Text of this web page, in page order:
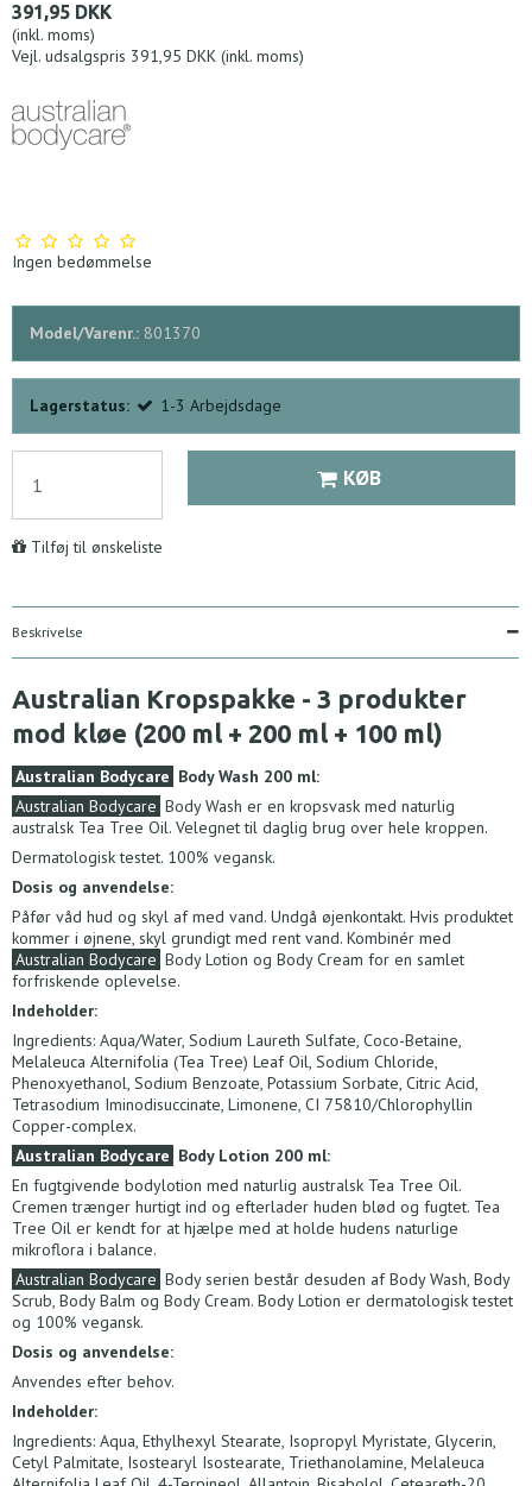
391,95 DKK
(inkl. moms)
Vejl. udsalgspris 391,95 DKK (inkl. moms)
Ingen bedømmelse
Model/Varenr.: 801370
Lagerstatus: 1-3 Arbejdsdage
KØB
Tilføj til ønskeliste
Beskrivelse
Australian Kropspakke - 3 produkter
mod kløe (200 ml + 200 ml + 100 ml)
Australian Bodycare Body Wash 200 ml:
Australian Bodycare Body Wash er en kropsvask med naturlig
australsk Tea Tree Oil. Velegnet til daglig brug over hele kroppen.
Dermatologisk testet. 100% vegansk.
Dosis og anvendelse:
Påfør våd hud og skyl af med vand. Undgå øjenkontakt. Hvis produktet
kommer i øjnene, skyl grundigt med rent vand. Kombinér med
Australian Bodycare Body Lotion og Body Cream for en samlet
forfriskende oplevelse.
Indeholder:
Ingredients: Aqua/Water, Sodium Laureth Sulfate, Coco-Betaine,
Melaleuca Alternifolia (Tea Tree) Leaf Oil, Sodium Chloride,
Phenoxyethanol, Sodium Benzoate, Potassium Sorbate, Citric Acid,
Tetrasodium Iminodisuccinate, Limonene, CI 75810/Chlorophyllin
Copper-complex.
Australian Bodycare Body Lotion 200 ml:
En fugtgivende bodylotion med naturlig australsk Tea Tree Oil.
Cremen trænger hurtigt ind og efterlader huden blød og fugtet. Tea
Tree Oil er kendt for at hjælpe med at holde hudens naturlige
mikroflora i balance.
Australian Bodycare Body serien består desuden af Body Wash, Body
Scrub, Body Balm og Body Cream. Body Lotion er dermatologisk testet
og 100% vegansk.
Dosis og anvendelse:
Anvendes efter behov.
Indeholder:
Ingredients: Aqua, Ethylhexyl Stearate, Isopropyl Myristate, Glycerin,
Cetyl Palmitate, Isostearyl Isostearate, Triethanolamine, Melaleuca